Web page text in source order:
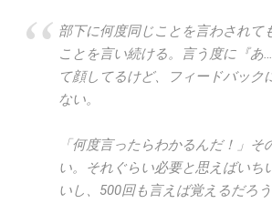
部下に何度同じことを言わされて
ことを言い続ける。言う度に『あ
て顔してるけど、フィードバック
ない。
「何度言ったらわかるんだ！」そ
い。それぐらい必要と思えばいち
いし、500回も言えば覚えるだろう